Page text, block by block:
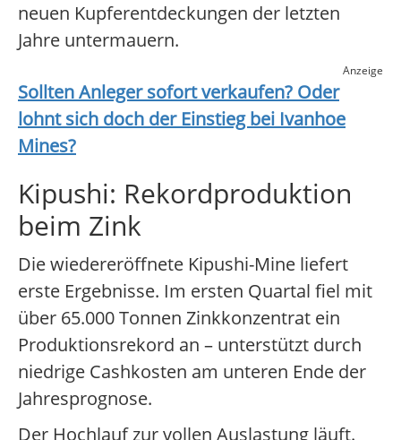
neuen Kupferentdeckungen der letzten
Jahre untermauern.
Anzeige
Sollten Anleger sofort verkaufen? Oder
lohnt sich doch der Einstieg bei Ivanhoe
Mines?
Kipushi: Rekordproduktion
beim Zink
Die wiedereröffnete Kipushi-Mine liefert
erste Ergebnisse. Im ersten Quartal fiel mit
über 65.000 Tonnen Zinkkonzentrat ein
Produktionsrekord an – unterstützt durch
niedrige Cashkosten am unteren Ende der
Jahresprognose.
Der Hochlauf zur vollen Auslastung läuft.